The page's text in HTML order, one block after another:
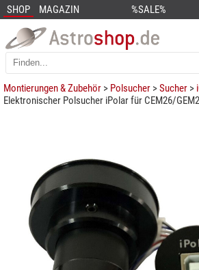
SHOP MAGAZIN %SALE%
Montierungen & Zubehör > Polsucher >Sucher >
Elektronischer Polsucher iPolar für CEM26/